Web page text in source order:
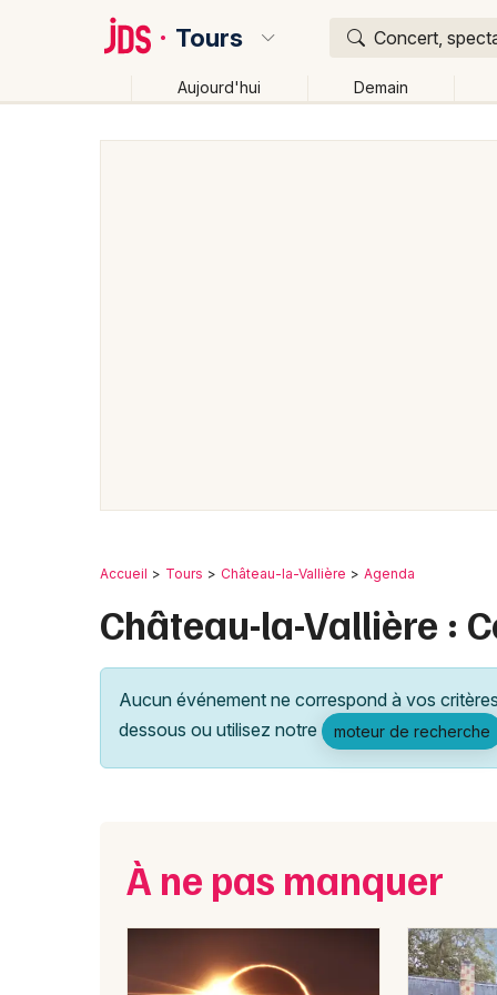
Tours Concert,
Aujourd'hui Demain
Accueil Tours Château-la-Vallière Agenda
Château-la-Vallière :
Aucun événement ne correspond à vos
dessous ou utilisez notre
moteur de recherche
À ne pas manquer